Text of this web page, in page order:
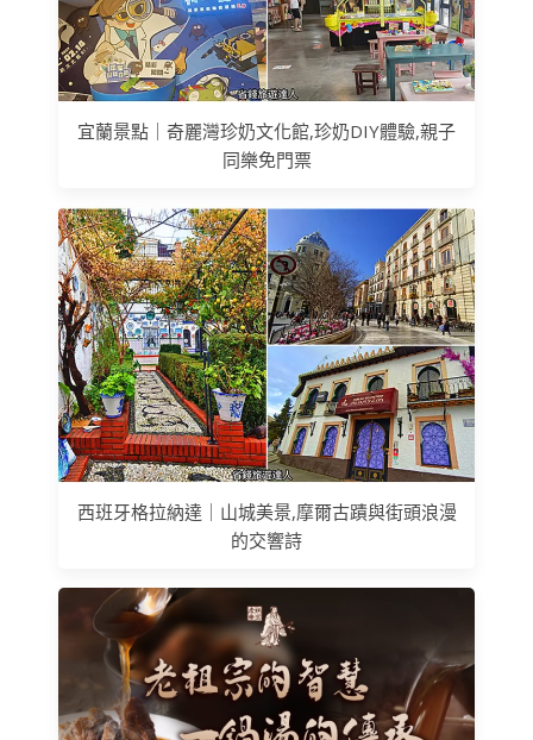
宜蘭景點｜奇麗灣珍奶文化館,珍奶DIY體驗,親子
同樂免門票
西班牙格拉納達｜山城美景,摩爾古蹟與街頭浪漫
的交響詩